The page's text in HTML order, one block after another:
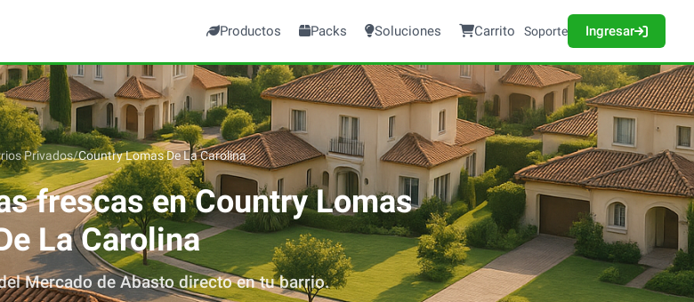
Productos Packs Soluciones Carrito Soporte Ingresar
Privados/Country Lomas De La Carolina
frescas enCountry Lomas
La Carolina
Mercado de Abasto directo en tu barrio.